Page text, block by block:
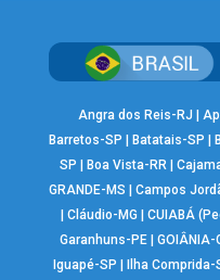
Angra dos Reis-RJ |
Barretos-SP | Batatais-SP |
SP |Boa Vista-RR |
GRANDE-MS | Campos
| Cláudio-MG | CUIABÁ
Garanhuns-PE |GOIÂNIA-
Iguapé-SP |Ilha Comprida-